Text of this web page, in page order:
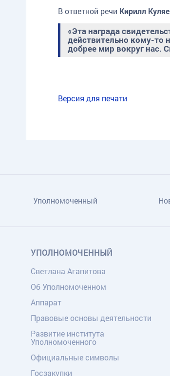
В ответной речи Кирилл
«Эта награда
действительно кому-то
добрее мир вокруг нас.
Версия для печати
Уполномоченный
УПОЛНОМОЧЕННЫЙ
Светлана Агапитова
Об Уполномоченном
Аппарат
Правовые основы деятельности
Развитие института
Уполномоченного
Официальные символы
Госзакупки